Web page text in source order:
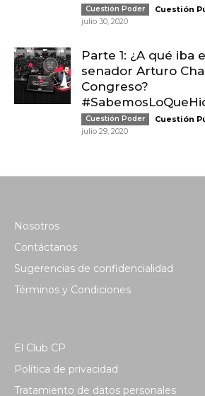
Cuestión Poder Cuestión
julio 30, 2020
Parte 1: ¿A qué iba
senador Arturo
Congreso?
Cuestión Poder Cuestión
julio 29, 2020
Nosotros
Contáctanos
Sugerencias de confidencialidad
Términos y Condiciones
El Club CP
Política de privacidad
Tratamiento de datos personales